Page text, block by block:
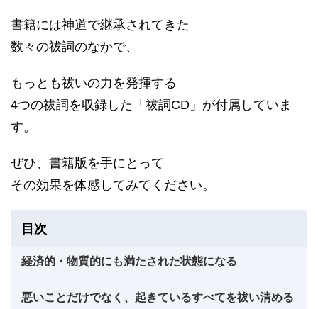
書籍には神道で継承されてきた
数々の祓詞のなかで、
もっとも祓いの力を発揮する
4つの祓詞を収録した「祓詞CD」が付属していま
す。
ぜひ、書籍版を手にとって
その効果を体感してみてください。
目次
経済的・物質的にも満たされた状態になる
悪いことだけでなく、起きているすべてを祓い清める